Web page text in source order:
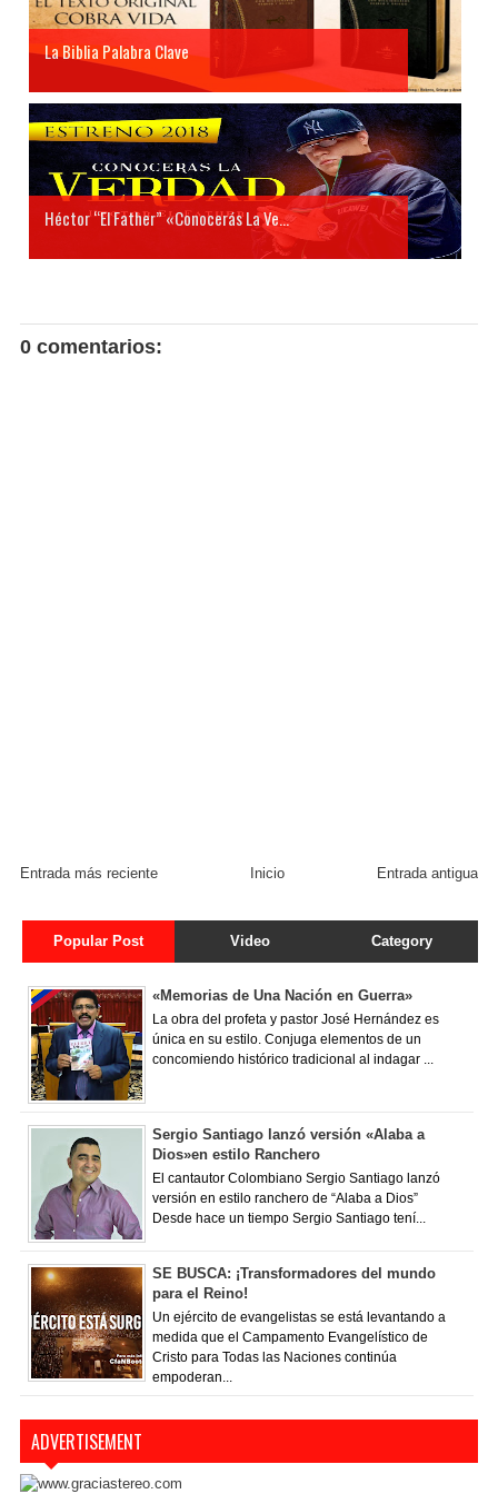
La Biblia Palabra Clave
Héctor “El Father” «Conocerás La Ve...
0 comentarios:
Entrada más reciente Entrada antigua
Inicio
Popular Post Video Category
«Memorias de Una Nación en Guerra»
La obra del profeta y pastor José Hernández es
única en su estilo. Conjuga elementos de un
concomiendo histórico tradicional al indagar ...
Sergio Santiago lanzó versión «Alaba a
Dios»en estilo Ranchero
El cantautor Colombiano Sergio Santiago lanzó
versión en estilo ranchero de “Alaba a Dios”
Desde hace un tiempo Sergio Santiago tení...
SE BUSCA: ¡Transformadores del mundo
para el Reino!
Un ejército de evangelistas se está levantando a
medida que el Campamento Evangelístico de
Cristo para Todas las Naciones continúa
empoderan...
ADVERTISEMENT